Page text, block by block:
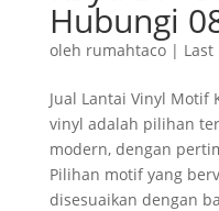
Hubungi
oleh rumahtaco|
Jual Lantai Vinyl Motif
vinyl adalah pilihan
modern, dengan
Pilihan motif yang
disesuaikan dengan